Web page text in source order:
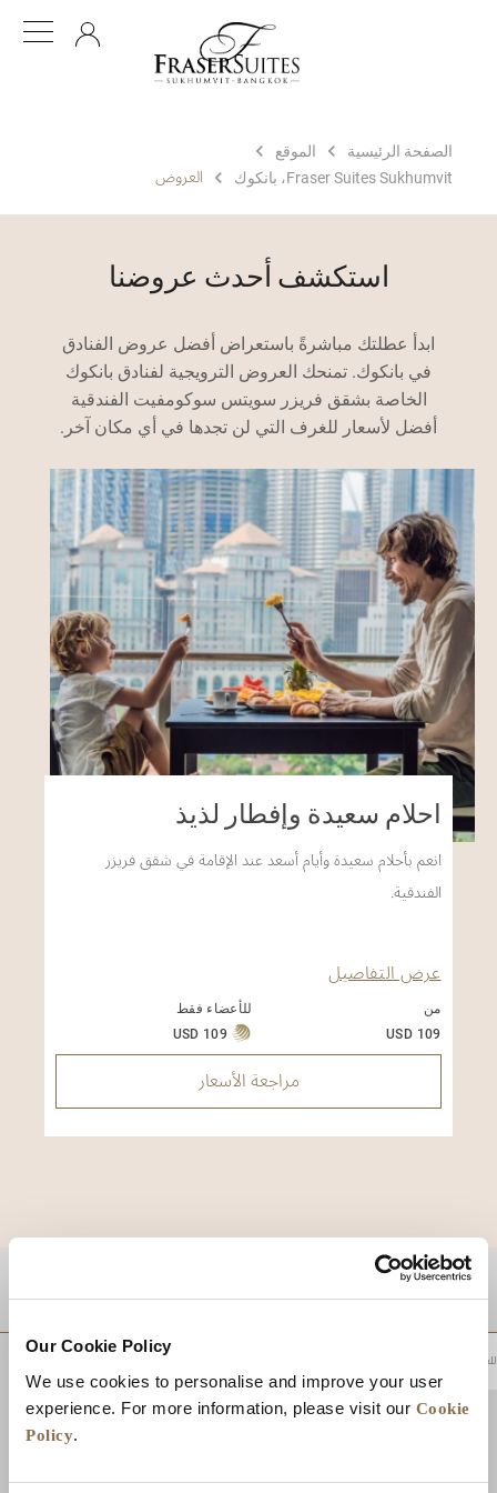
Our Cookie Policy
We use cookies to personalise and improve your user
experience. For more information, please visit our Cookie
Policy.
الصفحة الرئيسية
الموقع
Fraser Suites Sukhumvit، بانكوك
العروض
استكشف أحدث عروضنا
ابدأ عطلتك مباشرةً باستعراض أفضل عروض الفنادق
في بانكوك. تمنحك العروض الترويجية لفنادق بانكوك
الخاصة بشقق فريزر سويتس سوكومفيت الفندقية
أفضل لأسعار للغرف التي لن تجدها في أي مكان آخر.
أحلام سعيدة وإفطار لذيذ
انعم بأحلام سعيدة وأيام أسعد عند الإقامة في شقق فريزر
الفندقية.
عرض التفاصيل
من
USD 109
للأعضاء فقط
USD 109
مراجعة الأسعار
موقع
للعودة إلى أعلى